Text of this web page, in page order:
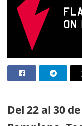
Del 22 al 30